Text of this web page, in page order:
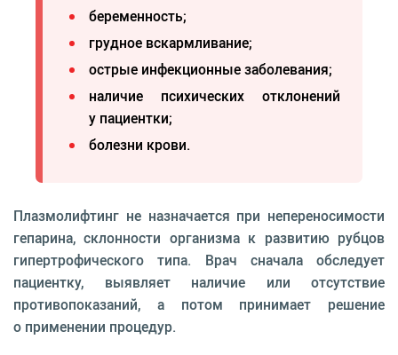
беременность;
грудное вскармливание;
острые инфекционные заболевания;
наличие психических отклонений
у пациентки;
болезни крови.
Плазмолифтинг не назначается при непереносимости
гепарина, склонности организма к развитию рубцов
гипертрофического типа. Врач сначала обследует
пациентку, выявляет наличие или отсутствие
противопоказаний, а потом принимает решение
о применении процедур.